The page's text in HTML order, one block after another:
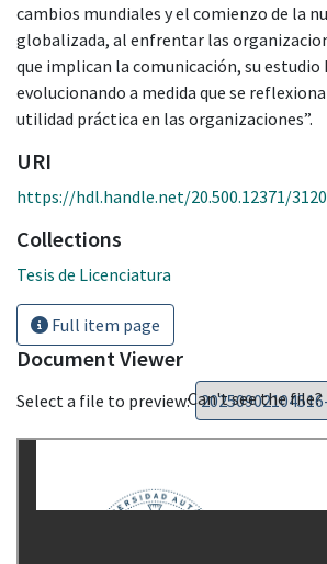
cambios mundiales y el comienzo de la
globalizada, al enfrentar las
que implican la comunicación, su estudio
evolucionando a medida que se
utilidad práctica en las organizaciones”.
URI
https://hdl.handle.net/20.500.12371/
Collections
Tesis de Licenciatura
Full item page
Document Viewer
Select a file to preview:Can't see the